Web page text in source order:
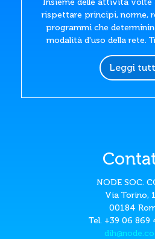
Insieme delle attività volte
rispettare principi, norme,
programmi che
modalità d'uso della rete.
Leggi
NODE SOC.
Via Torino,
00184
Tel. +39 06 869